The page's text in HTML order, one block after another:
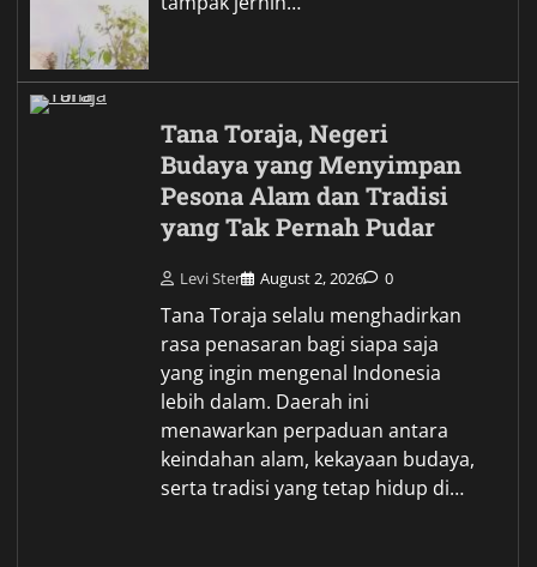
Tana Toraja, Negeri
Budaya yang Menyimpan
Pesona Alam dan Tradisi
yang Tak Pernah Pudar
Levi Ster August 2, 2026 0
Tana Toraja selalu menghadirkan
rasa penasaran bagi siapa saja
yang ingin mengenal Indonesia
lebih dalam. Daerah ini
menawarkan perpaduan antara
keindahan alam, kekayaan budaya,
serta tradisi yang tetap hidup di…